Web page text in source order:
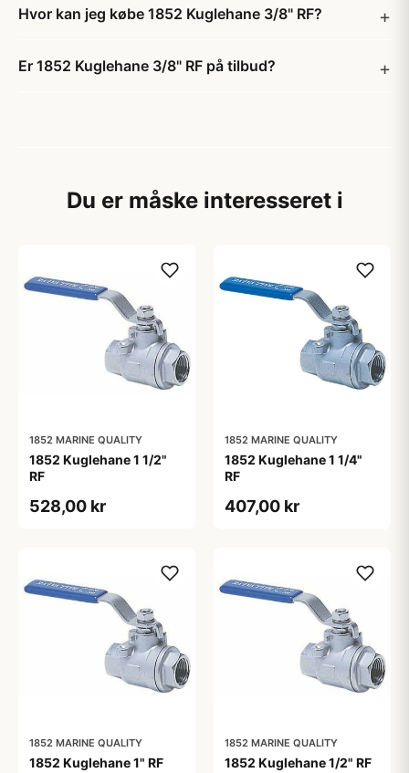
Hvor kan jeg købe 1852 Kuglehane 3/8" RF?
Er 1852 Kuglehane 3/8" RF på tilbud?
Du er måske interesseret i
1852 MARINE QUALITY
1852 Kuglehane 1 1/2"
RF
528,00 kr
1852 MARINE QUALITY
1852 Kuglehane 1 1/4"
RF
407,00 kr
1852 MARINE QUALITY
1852 Kuglehane 1" RF
1852 MARINE QUALITY
1852 Kuglehane 1/2" RF